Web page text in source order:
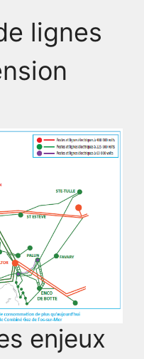
lignes
enjeux